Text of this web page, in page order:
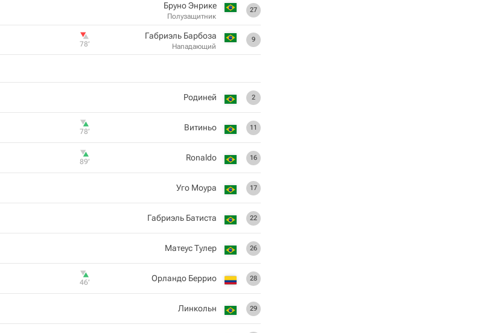
27
Бруно Энрике
Полузащитник
9
Габриэль Барбоза
Нападающий
78‎’‎
2
Родиней
11
Витиньо
78‎’‎
16
Ronaldo
89‎’‎
17
Уго Моура
22
Габриэль Батиста
26
Матеус Тулер
28
Орландо Беррио
46‎’‎
29
Линкольн